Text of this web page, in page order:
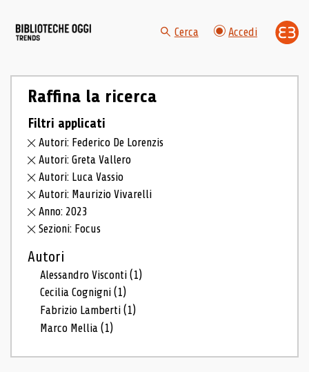
Cerca Accedi
Raffina la ricerca
Filtri applicati
Autori: Federico De Lorenzis
Autori: Greta Vallero
Autori: Luca Vassio
Autori: Maurizio Vivarelli
Anno: 2023
Sezioni: Focus
Autori
Alessandro Visconti(1)
Cecilia Cognigni(1)
Fabrizio Lamberti(1)
Marco Mellia(1)